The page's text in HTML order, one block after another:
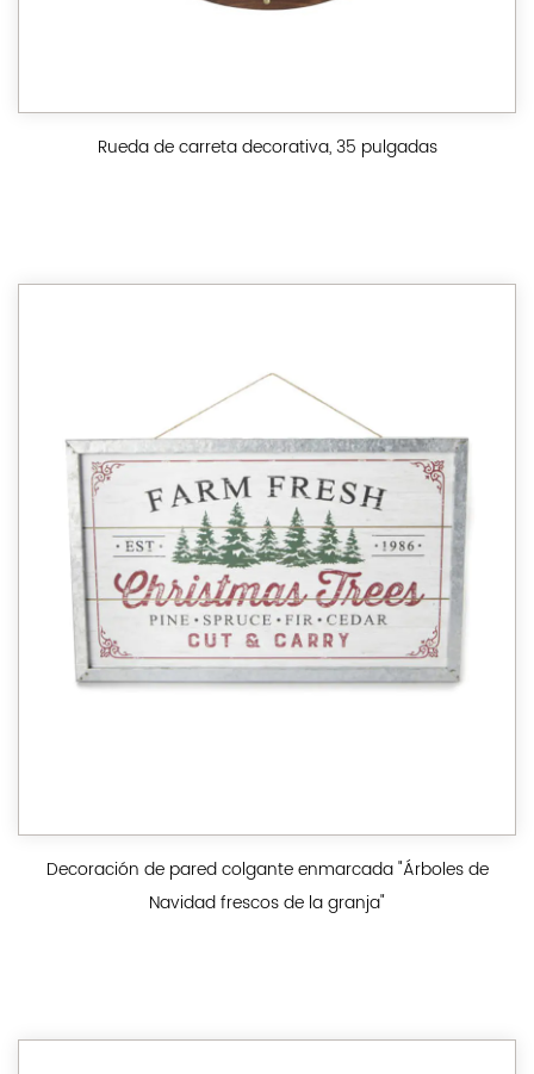
Rueda de carreta decorativa, 35 pulgadas
Decoración de pared colgante enmarcada "Árboles de
Navidad frescos de la granja"